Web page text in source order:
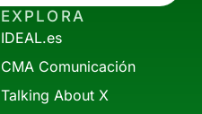
EXPLORA
IDEAL.es
CMA Comunicación
Talking About X